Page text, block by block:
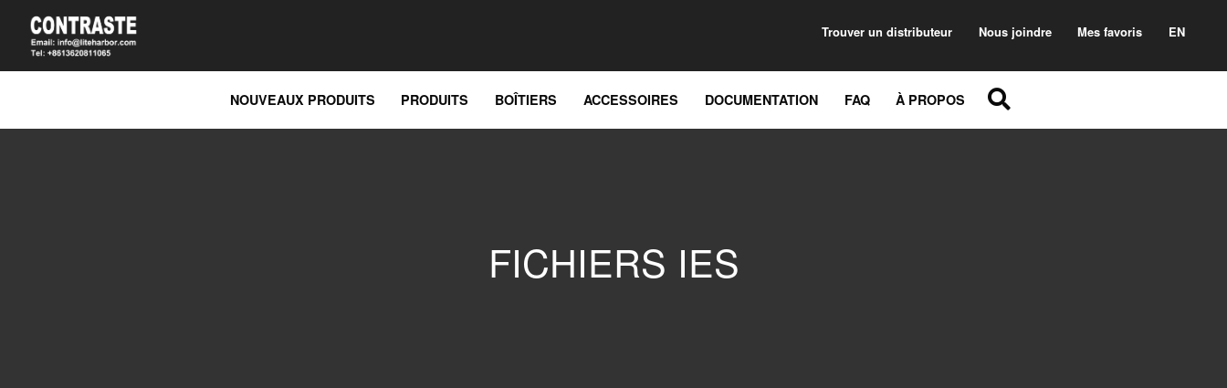
Trouver un distributeur Nous joindre Mes favoris EN
NOUVEAUX PRODUITS PRODUITS BOÎTIERS ACCESSOIRES DOCUMENTATION FAQ À PROPOS
FICHIERS IES